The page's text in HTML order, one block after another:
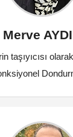
Merve
taşıyıcısı